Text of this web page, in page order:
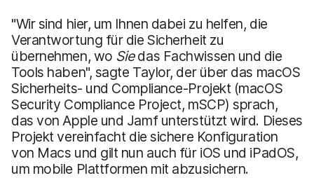
"Wir sind hier, um Ihnen dabei zu helfen, die
Verantwortung für die Sicherheit zu
übernehmen, wo Siedas Fachwissen und die
Tools haben", sagte Taylor, der über das macOS
Sicherheits- und Compliance-Projekt (macOS
Security Compliance Project, mSCP) sprach,
das von Apple und Jamf unterstützt wird. Dieses
Projekt vereinfacht die sichere Konfiguration
von Macs und gilt nun auch für iOS und iPadOS,
um mobile Plattformen mit abzusichern.